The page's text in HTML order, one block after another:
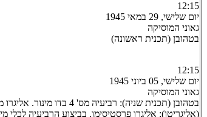
12:15
יום שלישי, 29 במאי 1945
גאוני המוסיקה
בטהובן (תכנית ראשונה)
12:15
יום שלישי, 05 ביוני 1945
גאוני המוסיקה
בטהובן (תכנית שניה): רביעיה